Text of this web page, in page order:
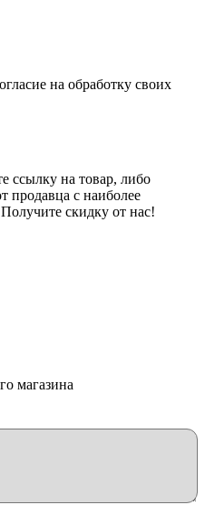
на обработку своих
ссылку на товар, либо
продавца с наиболее
скидку от нас!
магазина